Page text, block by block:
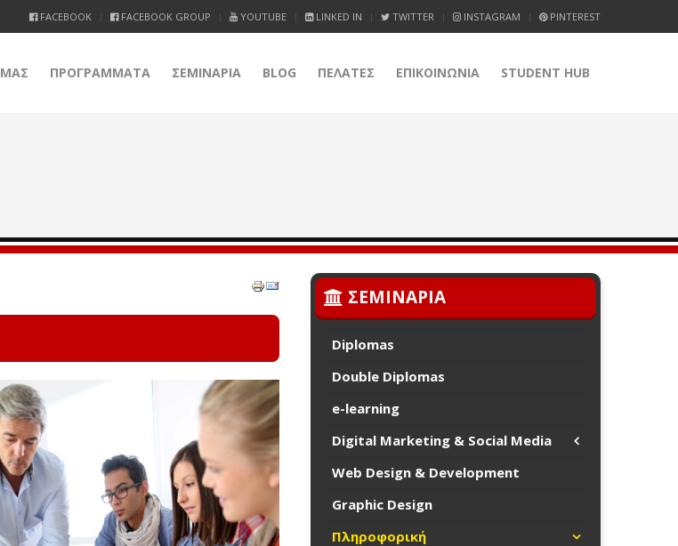
FACEBOOK FACEBOOK GROUP YOUTUBE LINKED IN TWITTER INSTAGRAM PINTEREST
ΠΡΟΓΡΑΜΜΑΤΑ ΣΕΜΙΝΑΡΙΑ BLOG ΠΕΛΑΤΕΣ ΕΠΙΚΟΙΝΩΝΙΑ STUDENT HUB
ΣΕΜΙΝΑΡΙΑ
Diplomas
Double Diplomas
e-learning
Digital Marketing & Social Media
Web Design & Development
Graphic Design
Πληροφορική